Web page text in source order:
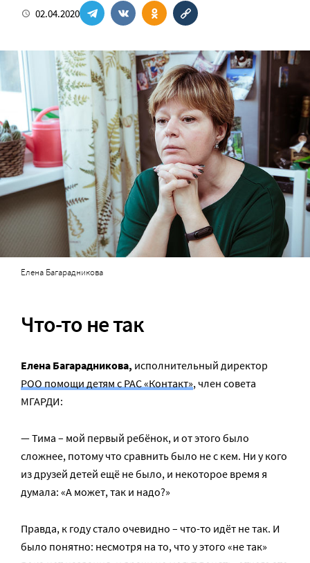
02.04.2020
Елена Багарадникова
Что-то не так
Елена Багарадникова, исполнительный директор
РОО помощи детям с РАС «Контакт», член совета
МГАРДИ:
— Тима – мой первый ребёнок, и от этого было
сложнее, потому что сравнить было не с кем. Ни у кого
из друзей детей ещё не было, и некоторое время я
думала: «А может, так и надо?»
Правда, к году стало очевидно – что-то идёт не так. И
было понятно: несмотря на то, что у этого «не так»